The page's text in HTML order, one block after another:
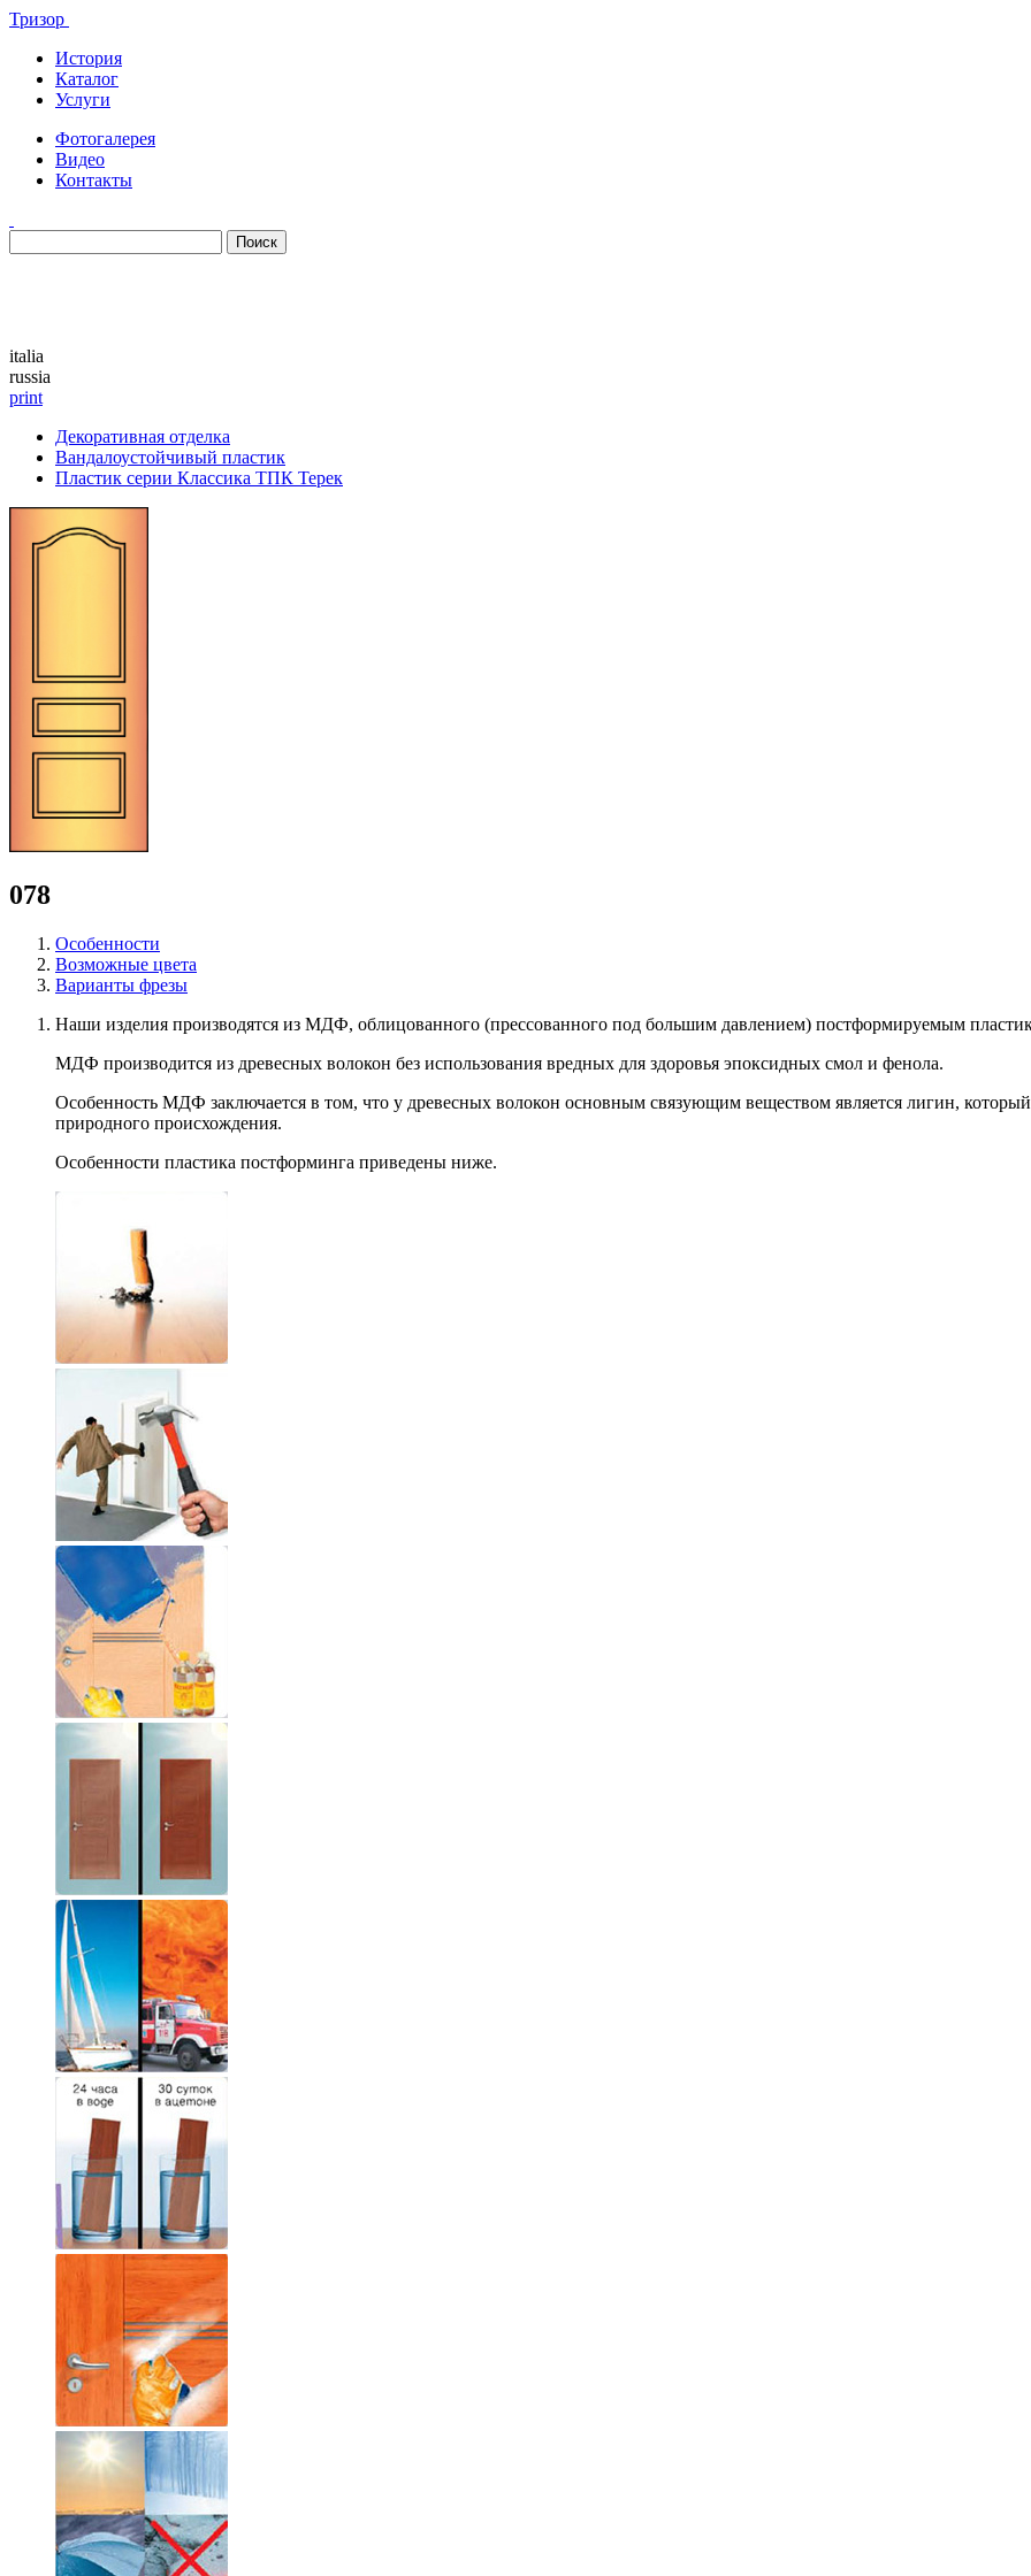
Тризор
История
Каталог
Услуги
Фотогалерея
Видео
Контакты
italia
russia
print
Декоративная отделка
Вандалоустойчивый пластик
Пластик серии Классика ТПК Терек
078
Особенности
Возможные цвета
Варианты фрезы
Наши изделия производятся из МДФ, облицованного (прессованного под большим давлением) постформируемым
МДФ производится из древесных волокон без использования вредных для здоровья эпоксидных смол и фенола.
Особенность МДФ заключается в том, что у древесных волокон основным связующим веществом является лигин,
природного происхождения.
Особенности пластика постформинга приведены ниже.